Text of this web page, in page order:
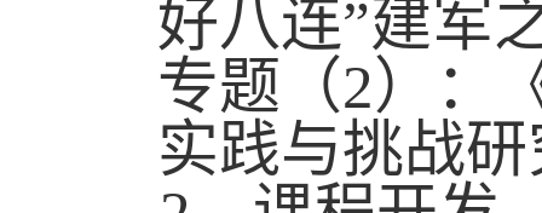
好八连”建军
专题（2）：
实践与挑战